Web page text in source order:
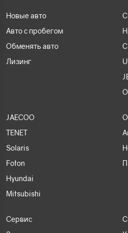
Новые авто
Авто с пробегом
Обменять авто
Лизинг
JAECOO
TENET
Solaris
Foton
Hyundai
Mitsubishi
О
Сервис